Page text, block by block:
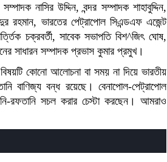
নাসির উদ্দিন, বন্দর সম্পাদক শাহাবুদ্দিন,
রহমান, ভারতের পেট্রাপোল সিএন্ডএফ এজেন্ট
চক্রবর্তী, সাবেক সভাপতি বিশ^জিৎ ঘোষ,
সাধারন সম্পাদক প্রভাস কুমার প্রমুখ।
কোনো আলোচনা বা সময় না দিয়ে ভারতীয়
বাণিজ্য বন্ধ রয়েছে। বেনাপোল-পেট্রাপোল
রফতানি সচল করার চেস্টা করছেন। আমরাও